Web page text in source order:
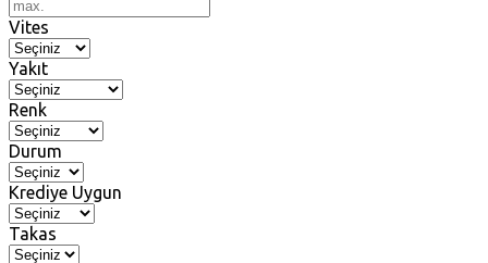
Vites
Yakıt
Renk
Durum
Krediye Uygun
Takas